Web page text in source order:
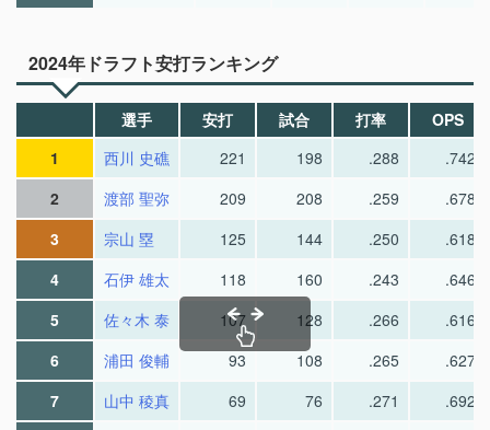
2024年ドラフト安打ランキング
選手 安打 試合 打率
OPS
1
西川 史礁 221 198 .288
.742
2
渡部 聖弥 209 208 .259
.678
3
宗山 塁 125 144 .250
.618
4
石伊 雄太 118 160 .243
.646
5
佐々木 泰 107 128 .266
.616
6
浦田 俊輔 93 108 .265
.627
7
山中 稜真 69 76 .271
.692